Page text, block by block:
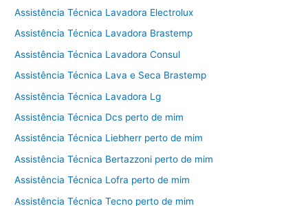
Assistência Técnica Lavadora Electrolux
Assistência Técnica Lavadora Brastemp
Assistência Técnica Lavadora Consul
Assistência Técnica Lava e Seca Brastemp
Assistência Técnica Lavadora Lg
Assistência Técnica Dcs perto de mim
Assistência Técnica Liebherr perto de mim
Assistência Técnica Bertazzoni perto de mim
Assistência Técnica Lofra perto de mim
Assistência Técnica Tecno perto de mim